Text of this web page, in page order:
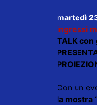
martedì
ingressi
TALK con
Con un
la mostra